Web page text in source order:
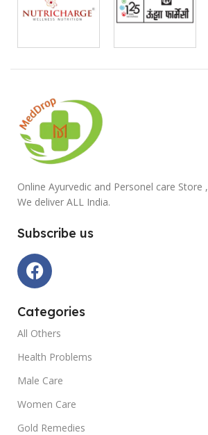
Online Ayurvedic and Personel care Store ,
We deliver ALL India.
Subscribe us
Categories
All Others
Health Problems
Male Care
Women Care
Gold Remedies